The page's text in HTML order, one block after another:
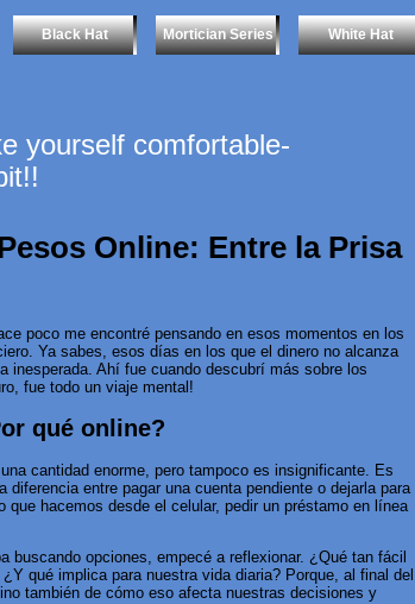
Black Hat Mortician Series White Hat
yourself comfortable-
Online: Entre la Prisa
poco me encontré pensando en esos momentos en los
Ya sabes, esos días en los que el dinero no alcanza
inesperada. Ahí fue cuando descubrí más sobre los
fue todo un viaje mental!
qué online?
cantidad enorme, pero tampoco es insignificante. Es
diferencia entre pagar una cuenta pendiente o dejarla para
hacemos desde el celular, pedir un préstamo en línea
buscando opciones, empecé a reflexionar. ¿Qué tan fácil
qué implica para nuestra vida diaria? Porque, al final del
también de cómo eso afecta nuestras decisiones y